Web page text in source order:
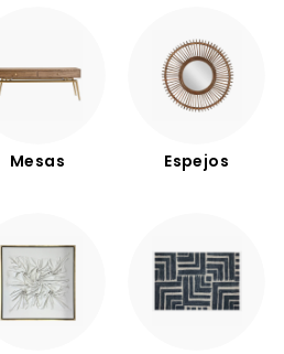
Mesas Espejos